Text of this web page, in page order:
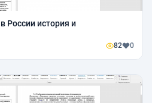
история и
82 0